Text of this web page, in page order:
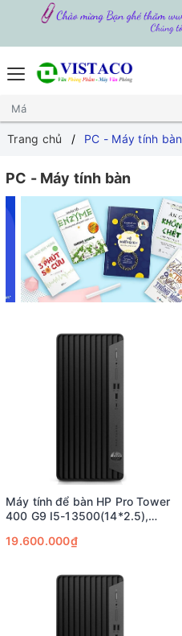
Trang chủ PC - Máy tính bàn
PC - Máy tính bàn
Máy tính để bàn HP Pro Tower
400 G9 I5-13500(14*2.5),
Keyboard,Mouse, Win11SL,
19.600.000₫